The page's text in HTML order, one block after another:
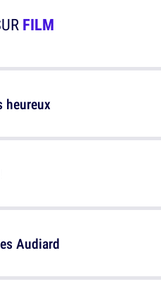
FILM
heureux
Audiard